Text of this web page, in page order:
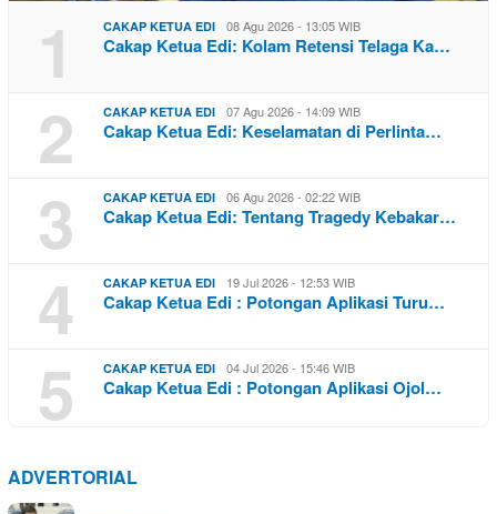
1 CAKAP KETUA EDI 08 Agu 2026 - 13:05 WIB
Cakap Ketua Edi: Kolam Retensi Telaga Ka…
2 CAKAP KETUA EDI 07 Agu 2026 - 14:09 WIB
Cakap Ketua Edi: Keselamatan di Perlinta…
3 CAKAP KETUA EDI 06 Agu 2026 - 02:22 WIB
Cakap Ketua Edi: Tentang Tragedy Kebakar…
4 CAKAP KETUA EDI 19 Jul 2026 - 12:53 WIB
Cakap Ketua Edi : Potongan Aplikasi Turu…
5 CAKAP KETUA EDI 04 Jul 2026 - 15:46 WIB
Cakap Ketua Edi : Potongan Aplikasi Ojol…
ADVERTORIAL